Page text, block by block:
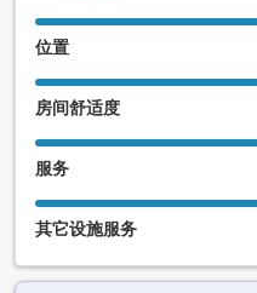
【餐厅】
用美味料理。
①天然食材自助餐厅“SORA-
以及多种甜点，请您享用。
位置
房间舒适度
服务
其它设施服务